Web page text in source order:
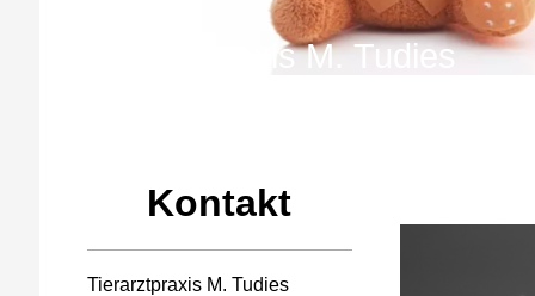
Tierarztpraxis M. Tudies
Kontakt
Tierarztpraxis M. Tudies